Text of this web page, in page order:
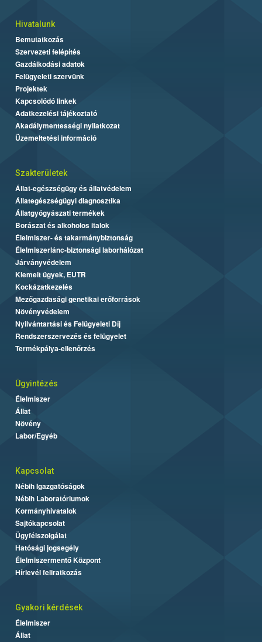
Hivatalunk
Bemutatkozás
Szervezeti felépítés
Gazdálkodási adatok
Felügyeleti szervünk
Projektek
Kapcsolódó linkek
Adatkezelési tájékoztató
Akadálymentességi nyilatkozat
Üzemeltetési információ
Szakterületek
Állat-egészségügy és állatvédelem
Állategészségügyi diagnosztika
Állatgyógyászati termékek
Borászat és alkoholos italok
Élelmiszer- és takarmánybiztonság
Élelmiszerlánc-biztonsági laborhálózat
Járványvédelem
Kiemelt ügyek, EUTR
Kockázatkezelés
Mezőgazdasági genetikai erőforrások
Növényvédelem
Nyilvántartási és Felügyeleti Díj
Rendszerszervezés és felügyelet
Termékpálya-ellenőrzés
Ügyintézés
Élelmiszer
Állat
Növény
Labor/Egyéb
Kapcsolat
Nébih Igazgatóságok
Nébih Laboratóriumok
Kormányhivatalok
Sajtókapcsolat
Ügyfélszolgálat
Hatósági jogsegély
Élelmiszermentő Központ
Hírlevél feliratkozás
Gyakori kérdések
Élelmiszer
Állat